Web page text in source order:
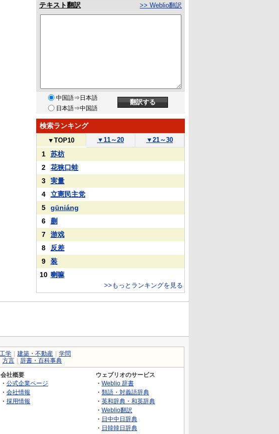
テキスト翻訳 >> Weblio翻訳
中国語⇒日本語
日本語⇒中国語
検索ランキング
▼ TOP10 ▼ 11～20 ▼ 21～30
1
苏枋
2
花狭口蛙
3
実量
4
立憲民主党
5
gūniáng
6
蒯
7
游戏
8
反差
9
装
10 喇嘛
>>もっとランキングを見る
工学 建築・不動産
学問
方言 辞書・百科事典
会社概要
・ 公式企業ページ
・ 会社情報
・ 採用情報
ウェブリオのサービス
・ Weblio 辞書
・ 類語・対義語辞典
・ 英和辞典・和英辞典
・ Weblio翻訳
・ 日中中日辞典
・ 日韓韓日辞典